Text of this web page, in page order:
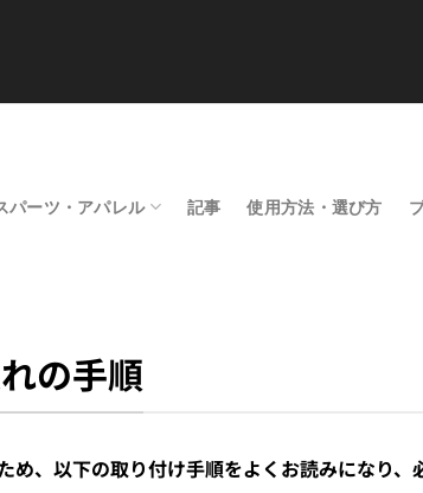
パーツ・アパレル 記事 使用方法・選び方
の手順
、以下の取り付け手順をよくお読みになり